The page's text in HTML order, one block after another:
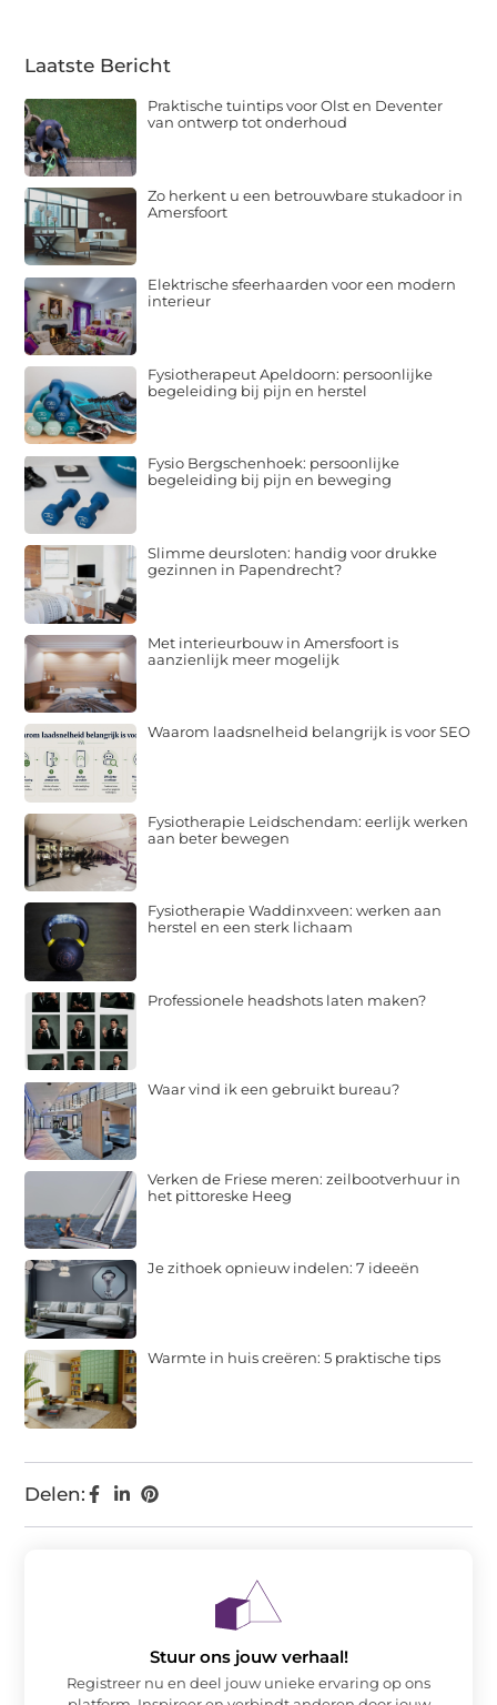
Delen:
Laatste Bericht
Praktische tuintips voor Olst en Deventer
van ontwerp tot onderhoud
Zo herkent u een betrouwbare stukadoor in
Amersfoort
Elektrische sfeerhaarden voor een modern
interieur
Fysiotherapeut Apeldoorn: persoonlijke
begeleiding bij pijn en herstel
Fysio Bergschenhoek: persoonlijke
begeleiding bij pijn en beweging
Slimme deursloten: handig voor drukke
gezinnen in Papendrecht?
Met interieurbouw in Amersfoort is
aanzienlijk meer mogelijk
Waarom laadsnelheid belangrijk is voor SEO
Fysiotherapie Leidschendam: eerlijk werken
aan beter bewegen
Fysiotherapie Waddinxveen: werken aan
herstel en een sterk lichaam
Professionele headshots laten maken?
Waar vind ik een gebruikt bureau?
Verken de Friese meren: zeilbootverhuur in
het pittoreske Heeg
Je zithoek opnieuw indelen: 7 ideeën
Warmte in huis creëren: 5 praktische tips
Stuur ons jouw verhaal!
Registreer nu en deel jouw unieke ervaring op ons